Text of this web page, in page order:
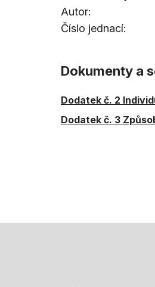
Autor
Číslo jednací
Dokumenty a
Dodatek č. 2
Dodatek č. 3